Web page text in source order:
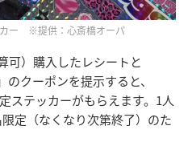
カー ※提供：心斎橋オーパ
可）購入したレシートと
のクーポンを提示すると、
ステッカーがもらえます。1人
定（なくなり次第終了）のた